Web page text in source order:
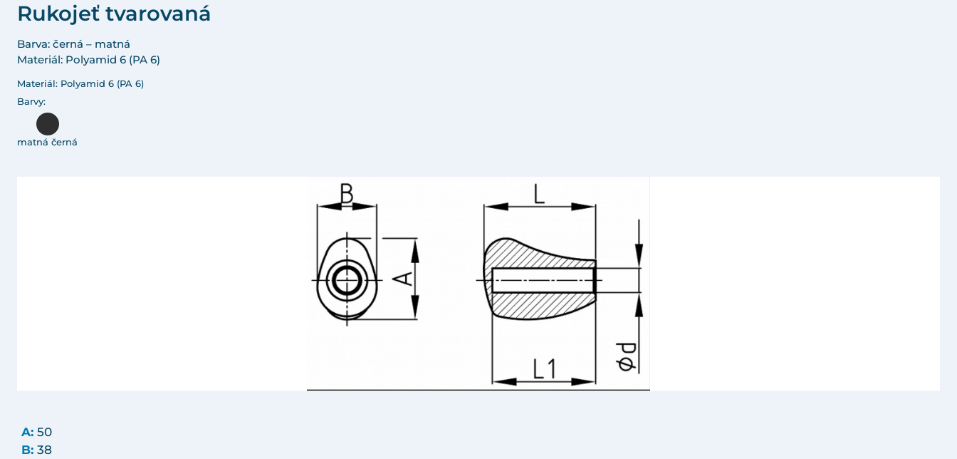
Rukojeť tvarovaná
Barva: černá – matná
Materiál: Polyamid 6 (PA 6)
Materiál: Polyamid 6 (PA 6)
Barvy:
matná černá
A: 50
B: 38